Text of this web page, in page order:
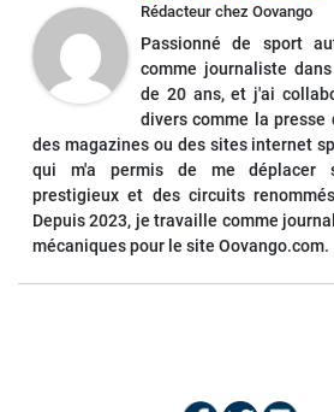
Rédacteur chez Oovango
Passionné de sport
comme journaliste
de 20 ans, et j'ai
divers comme la
des magazines ou des sites internet
qui m'a permis de me déplacer
prestigieux et des circuits
Depuis 2023, je travaille comme
mécaniques pour le site Oovango.com.